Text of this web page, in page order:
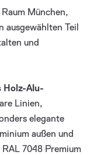
München,
ausgewählten Teil
und
Holz-Alu-
Linien,
elegante
außen und
7048 Premium